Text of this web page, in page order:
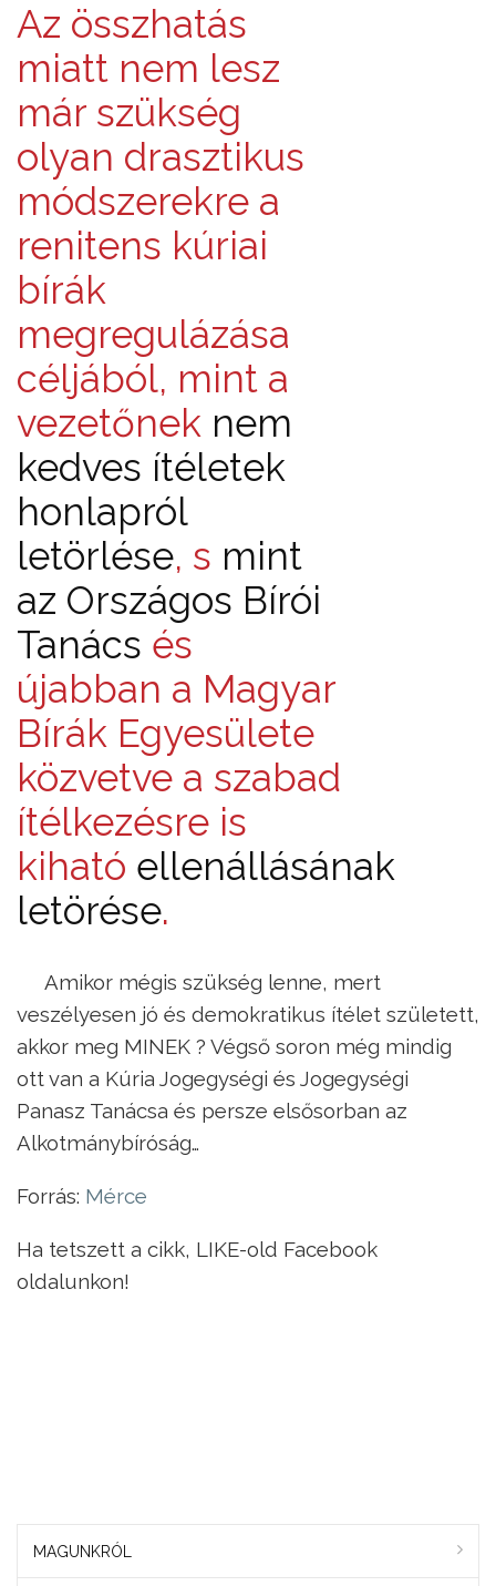
Az összhatás
miatt nem lesz
már szükség
olyan drasztikus
módszerekre a
renitens kúriai
bírák
megregulázása
céljából, mint a
vezetőnek nem
kedves ítéletek
honlapról
letörlése, s mint
az Országos Bírói
Tanács és
újabban a Magyar
Bírák Egyesülete
közvetve a szabad
ítélkezésre is
kiható ellenállásának
letörése.
Amikor mégis szükség lenne, mert
veszélyesen jó és demokratikus ítélet született,
akkor meg MINEK ? Végső soron még mindig
ott van a Kúria Jogegységi és Jogegységi
Panasz Tanácsa és persze elsősorban az
Alkotmánybíróság…
Forrás: Mérce
Ha tetszett a cikk, LIKE-old Facebook
oldalunkon!
MAGUNKRÓL